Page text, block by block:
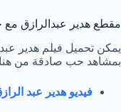
مقطع هدير عبدالرازق مع
يمكن تحميل فيلم هدير
بمشاهد حب صادقة من
فيديو هدير عبد الرازق الجديد 9